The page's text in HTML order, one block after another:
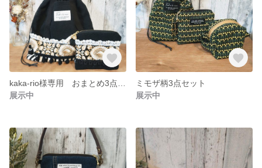
展示中
ミモザ柄3点セット
展示中